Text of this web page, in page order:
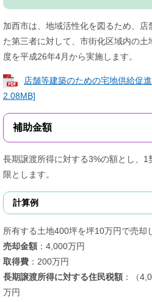
加西市は、地域活性化を図るため、
た第三者に対して、市街化区域内の土
度を平成26年4月から実施します。
店舗等建築のための宅地供給促
2.08MB]
補助金額
長期譲渡所得に対する3%の額とし、
限とします。
計算例
所有する土地400坪を坪10万円で売却
売却金額 ：4,000万円
取得費 ：200万円
長期譲渡所得に対する住民税額 ：（
万円